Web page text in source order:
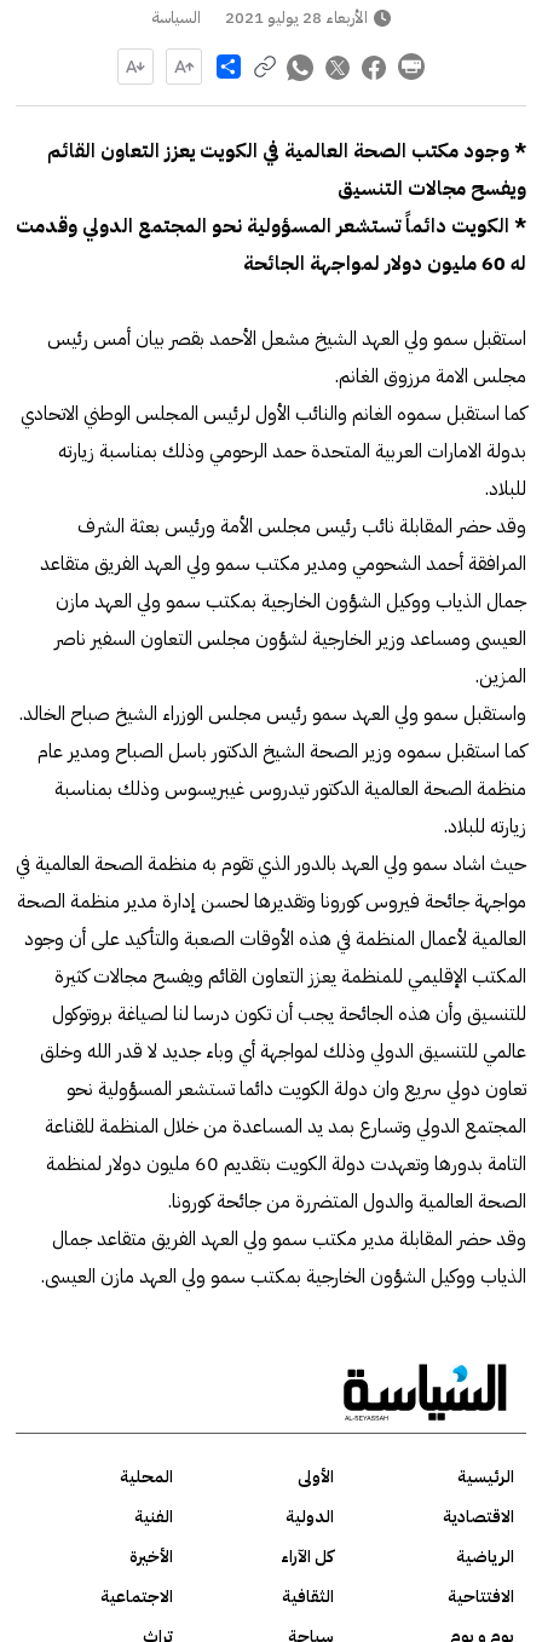
الأربعاء 28 يوليو 2021 السياسة
Share
* وجود مكتب الصحة العالمية في الكويت يعزز التعاون القائم
ويفسح مجالات التنسيق
* الكويت دائماً تستشعر المسؤولية نحو المجتمع الدولي وقدمت
له 60 مليون دولار لمواجهة الجائحة
استقبل سمو ولي العهد الشيخ مشعل الأحمد بقصر بيان أمس رئيس
مجلس الامة مرزوق الغانم.
كما استقبل سموه الغانم والنائب الأول لرئيس المجلس الوطني الاتحادي
بدولة الامارات العربية المتحدة حمد الرحومي وذلك بمناسبة زيارته
للبلاد.
وقد حضر المقابلة نائب رئيس مجلس الأمة ورئيس بعثة الشرف
المرافقة أحمد الشحومي ومدير مكتب سمو ولي العهد الفريق متقاعد
جمال الذياب ووكيل الشؤون الخارجية بمكتب سمو ولي العهد مازن
العيسى ومساعد وزير الخارجية لشؤون مجلس التعاون السفير ناصر
المزين.
واستقبل سمو ولي العهد سمو رئيس مجلس الوزراء الشيخ صباح الخالد.
كما استقبل سموه وزير الصحة الشيخ الدكتور باسل الصباح ومدير عام
منظمة الصحة العالمية الدكتور تيدروس غيبريسوس وذلك بمناسبة
زيارته للبلاد.
حيث اشاد سمو ولي العهد بالدور الذي تقوم به منظمة الصحة العالمية في
مواجهة جائحة فيروس كورونا وتقديرها لحسن إدارة مدير منظمة الصحة
العالمية لأعمال المنظمة في هذه الأوقات الصعبة والتأكيد على أن وجود
المكتب الإقليمي للمنظمة يعزز التعاون القائم ويفسح مجالات كثيرة
للتنسيق وأن هذه الجائحة يجب أن تكون درسا لنا لصياغة بروتوكول
عالمي للتنسيق الدولي وذلك لمواجهة أي وباء جديد لا قدر الله وخلق
تعاون دولي سريع وان دولة الكويت دائما تستشعر المسؤولية نحو
المجتمع الدولي وتسارع بمد يد المساعدة من خلال المنظمة للقناعة
التامة بدورها وتعهدت دولة الكويت بتقديم 60 مليون دولار لمنظمة
الصحة العالمية والدول المتضررة من جائحة كورونا.
وقد حضر المقابلة مدير مكتب سمو ولي العهد الفريق متقاعد جمال
الذياب ووكيل الشؤون الخارجية بمكتب سمو ولي العهد مازن العيسى.
الرئيسية الأولى
المحلية
الاقتصادية
الدولية
الفنية
الرياضية
كل الآراء
الأخيرة
الافتتاحية
الثقافية
الاجتماعية
يوم و يوم
سياحة تراث